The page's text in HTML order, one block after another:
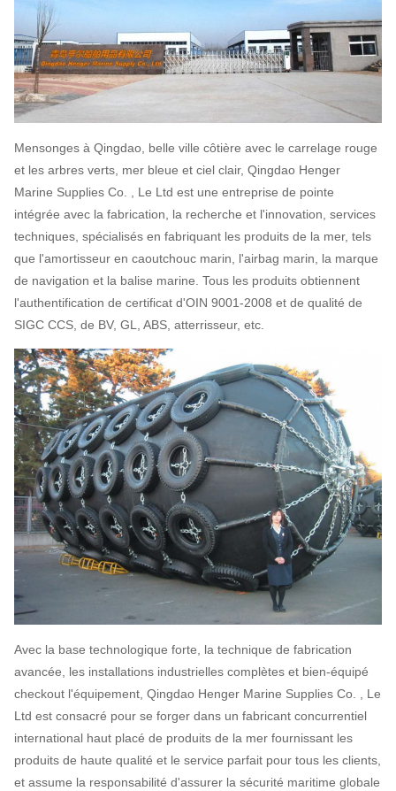
Mensonges à Qingdao, belle ville côtière avec le carrelage rouge
et les arbres verts, mer bleue et ciel clair, Qingdao Henger
Marine Supplies Co. , Le Ltd est une entreprise de pointe
intégrée avec la fabrication, la recherche et l'innovation, services
techniques, spécialisés en fabriquant les produits de la mer, tels
que l'amortisseur en caoutchouc marin, l'airbag marin, la marque
de navigation et la balise marine. Tous les produits obtiennent
l'authentification de certificat d'OIN 9001-2008 et de qualité de
SIGC CCS, de BV, GL, ABS, atterrisseur, etc.
Avec la base technologique forte, la technique de fabrication
avancée, les installations industrielles complètes et bien-équipé
checkout l'équipement, Qingdao Henger Marine Supplies Co. , Le
Ltd est consacré pour se forger dans un fabricant concurrentiel
international haut placé de produits de la mer fournissant les
produits de haute qualité et le service parfait pour tous les clients,
et assume la responsabilité d'assurer la sécurité maritime globale